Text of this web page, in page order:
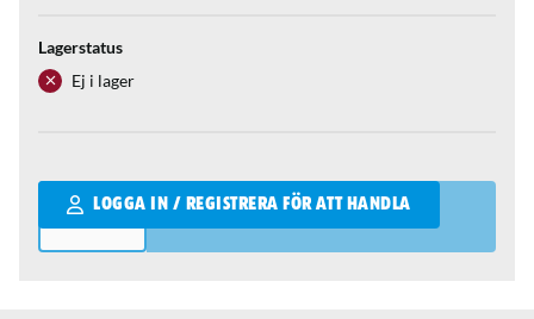
Lagerstatus
Ej i lager
LOGGA IN / REGISTRERA FÖR ATT HANDLA
Qantity